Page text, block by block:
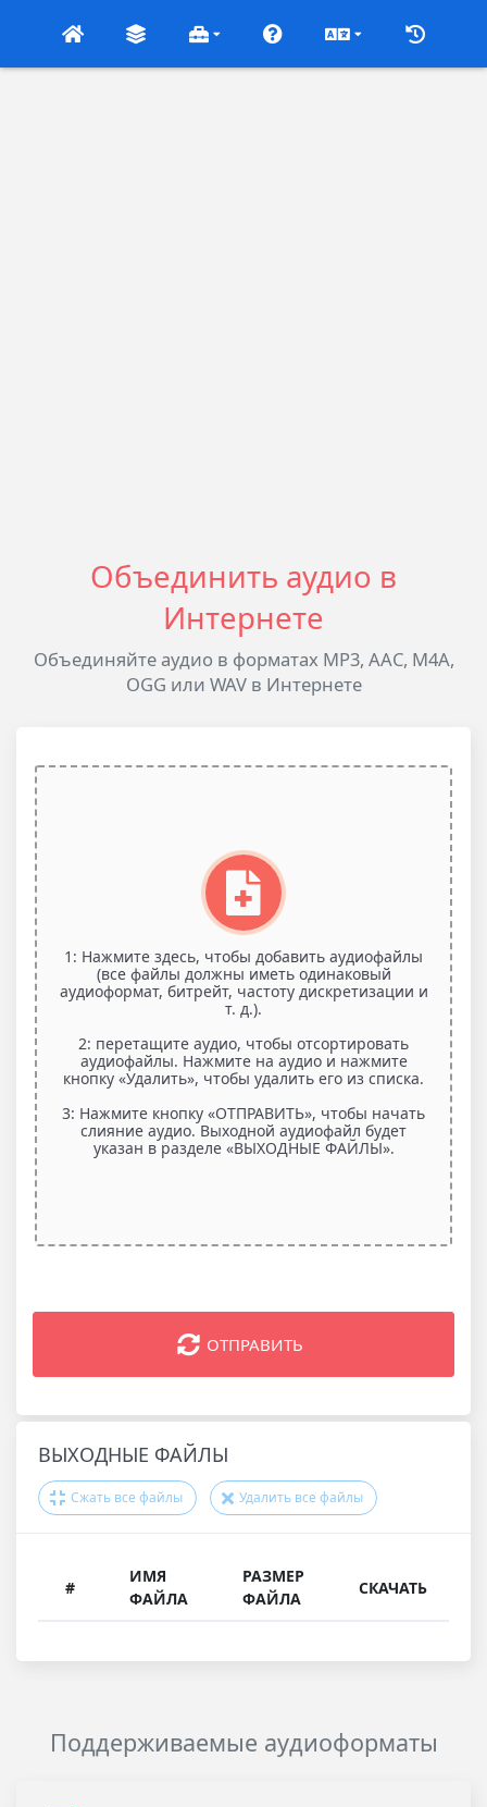
Объединить аудио в
Интернете
Объединяйте аудио в форматах MP3, AAC, M4A,
OGG или WAV в Интернете
1: Нажмите здесь, чтобы добавить аудиофайлы
(все файлы должны иметь одинаковый
аудиоформат, битрейт, частоту дискретизации и
т. д.).
2: перетащите аудио, чтобы отсортировать
аудиофайлы. Нажмите на аудио и нажмите
кнопку «Удалить», чтобы удалить его из списка.
3: Нажмите кнопку «ОТПРАВИТЬ», чтобы начать
слияние аудио. Выходной аудиофайл будет
указан в разделе «ВЫХОДНЫЕ ФАЙЛЫ».
ОТПРАВИТЬ
ВЫХОДНЫЕ ФАЙЛЫ
Сжать все файлы Удалить все файлы
#
ИМЯ
ФАЙЛА
РАЗМЕР
ФАЙЛА
СКАЧАТЬ
Поддерживаемые аудиоформаты